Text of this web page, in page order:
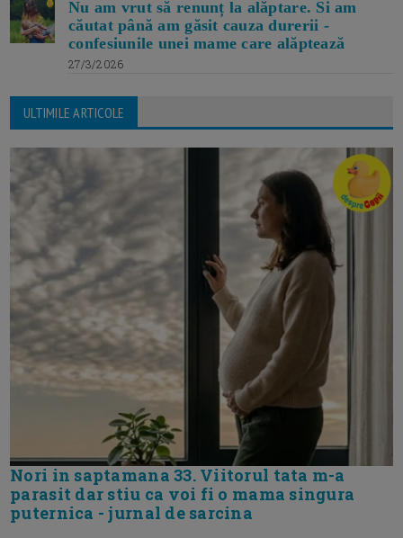
Nu am vrut să renunț la alăptare. Si am
căutat până am găsit cauza durerii -
confesiunile unei mame care alăptează
27/3/2026
ULTIMILE ARTICOLE
Nori in saptamana 33. Viitorul tata m-a
parasit dar stiu ca voi fi o mama singura
puternica - jurnal de sarcina